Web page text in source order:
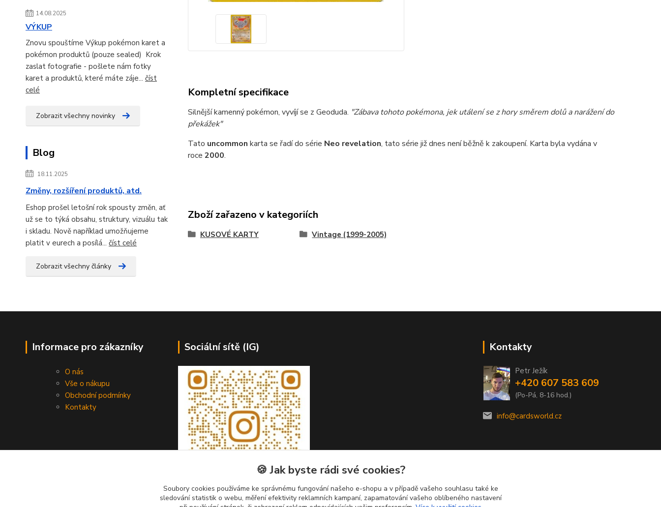
14.08.2025
VÝKUP
Znovu spouštíme Výkup pokémon karet a
pokémon produktů (pouze sealed) Krok
zaslat fotografie - pošlete nám fotky
karet a produktů, které máte záje... číst
celé
Zobrazit všechny novinky
Blog
18.11.2025
Změny, rozšíření produktů, atd.
Eshop prošel letošní rok spousty změn, ať
už se to týká obsahu, struktury, vizuálu tak
i skladu. Nově například umožňujeme
platit v eurech a posílá... číst celé
Zobrazit všechny články
Kompletní specifikace
Silnější kamenný pokémon, vyvíjí se z Geoduda. "Zábava tohoto pokémona, jek utálení se z hory směrem dolů a narážení do
překážek"
Tato uncommon karta se řadí do série Neo revelation, tato série již dnes není běžně k zakoupení. Karta byla vydána v
roce 2000.
Zboží zařazeno v kategoriích
KUSOVÉ KARTY Vintage (1999-2005)
Informace pro zákazníky
O nás
Vše o nákupu
Obchodní podmínky
Kontakty
Sociální sítě (IG) Kontakty
Petr Ježík
+420 607 583 609
(Po-Pá, 8-16 hod.)
info@cardsworld.cz
🍪 Jak byste rádi své cookies?
Soubory cookies používáme ke správnému fungování našeho e-shopu a v případě vašeho souhlasu také ke
sledování statistik o webu, měření efektivity reklamních kampaní, zapamatování vašeho oblíbeného nastavení